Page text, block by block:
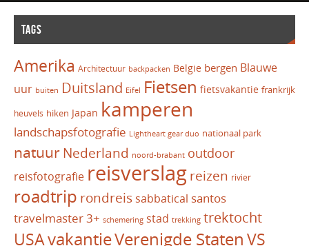
TAGS
Amerika Architectuur backpacken Belgie bergen Blauwe
uur buiten Duitsland Eifel Fietsen fietsvakantie frankrijk
heuvels hiken Japan kamperen
landschapsfotografie Lightheart gear duo nationaal park
natuur Nederland noord-brabant outdoor
reisfotografie reisverslag reizen rivier
roadtrip rondreis sabbatical santos
travelmaster 3+ schemering stad trekking trektocht
USAvakantieVerenigde StatenVS